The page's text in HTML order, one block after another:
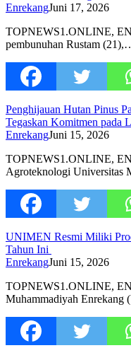
EnrekangJuni 17, 2026
TOPNEWS1.ONLINE,
pembunuhan Rustam
Penghijauan Hutan Pinus
Tegaskan Komitmen pada
EnrekangJuni 15, 2026
TOPNEWS1.ONLINE,
Agroteknologi Universitas
UNIMEN Resmi Miliki
Tahun Ini
EnrekangJuni 15, 2026
TOPNEWS1.ONLINE,
Muhammadiyah